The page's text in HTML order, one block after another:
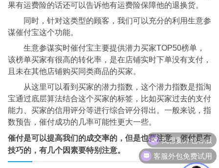
果有运费险的话还可以告诉他有运费险保障他的退换货。
同时，针对这类型的顾客，我们可以充分的利用生意参
谋催付宝这个功能。
生意参谋实时催付宝主要提供潜力买家TOP50榜单，
该榜单买家有很高的转化率，是在店铺实时下单没有支付，
且未在其他店铺购买同类商品的买家。
从这里可以看到买家的潜力指数，这个潜力指数是指淘
宝通过底层算法结合这个买家的标签，比如买家过去的支付
能力、买家的信用评分等进行综合评分得出。一般来说，指
数预告，催付成功的几率可能性更大一些。
催付是可以提高我们的成交率的，但是也要注意，催付是有
技巧的，有几个因素要特别注意。
客服外包免费试用